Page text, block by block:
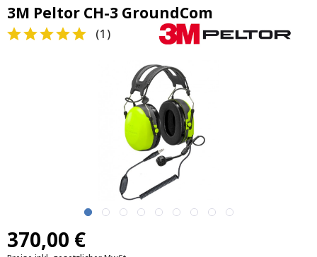
3M Peltor CH-3 GroundCom
(1 )
370,00 €